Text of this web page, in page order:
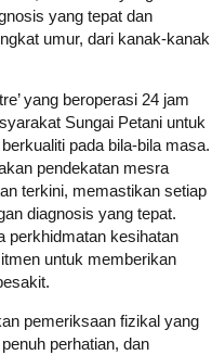
yang tepat dan
umur, dari kanak-kanak
yang beroperasi 24 jam
Sungai Petani untuk
pada bila-bila masa.
pendekatan mesra
terkini, memastikan setiap
diagnosis yang tepat.
perkhidmatan kesihatan
untuk memberikan
pemeriksaan fizikal yang
perhatian, dan